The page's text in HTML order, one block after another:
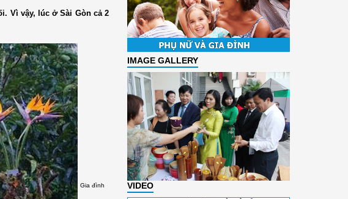
Vì vậy, lúc ở Sài Gòn cả 2
Gia đình
IMAGE GALLERY
VIDEO